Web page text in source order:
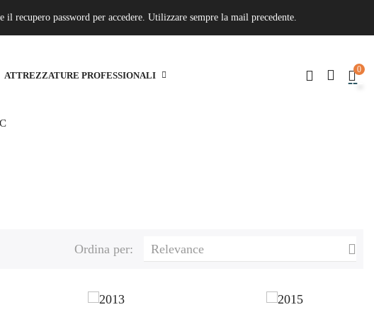
password per accedere. Utilizzare sempre la mail precedente.
ATTREZZATURE PROFESSIONALI
0
Ordina per: Relevance 